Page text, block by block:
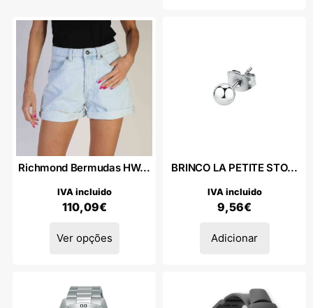
Richmond Bermudas HW...
110,09€
IVA incluido
Ver opções
BRINCO LA PETITE STO...
9,56€
IVA incluido
Adicionar